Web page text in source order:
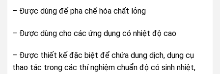
– Được dùng để pha chế hóa chất lỏng
– Được dùng cho các ứng dụng có nhiệt độ cao
– Được thiết kế đặc biệt để chứa dung dịch, dụng cụ
thao tác trong các thí nghiệm chuẩn độ có sinh nhiệt,